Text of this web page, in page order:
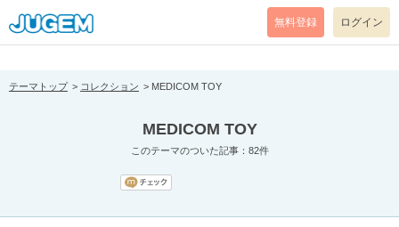
[pear_error: message="Success" code=0 mode=return level=notice
prefix="" info=""]
無料登録 ログイン
テーマトップ コレクション MEDICOM TOY
MEDICOM TOY
このテーマのついた記事：82件